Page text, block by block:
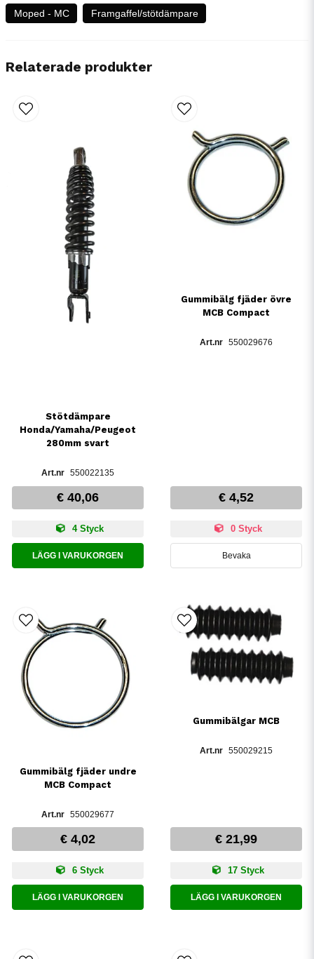
Moped - MC Framgaffel/stötdämpare
Relaterade produkter
Stötdämpare
Honda/Yamaha/Peugeot
280mm svart
550022135
€ 40,06
4 Styck
LÄGG I VARUKORGEN
Gummibälg fjäder övre
MCB Compact
550029676
€ 4,52
0 Styck
Bevaka
Gummibälg fjäder undre
MCB Compact
550029677
€ 4,02
6 Styck
LÄGG I VARUKORGEN
Gummibälgar MCB
550029215
€ 21,99
17 Styck
LÄGG I VARUKORGEN